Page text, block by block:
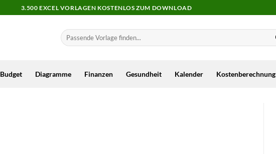
3.500 EXCEL VORLAGEN KOSTENLOS ZUM DOWNLOAD
Budget Diagramme Finanzen Gesundheit Kalender Kostenberechnung